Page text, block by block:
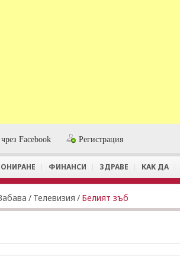
Facebook Регистрация
ФИНАНСИ ЗДРАВЕ КАК ДА
/ Телевизия / Белият зъб